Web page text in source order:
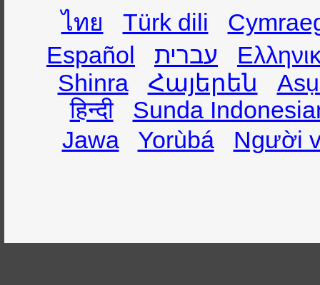
ไทย
Türk dili
Español
עברית
Shinra
Հայերեն
हिन्दी
Sunda
Jawa
Yorùbá Người